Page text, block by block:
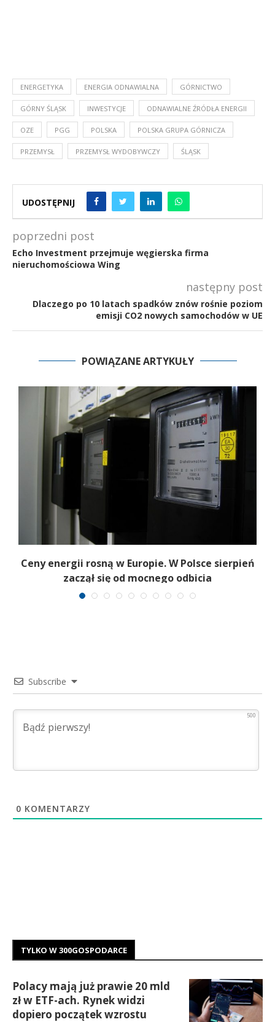
ENERGETYKA ENERGIA ODNAWIALNA GÓRNICTWO
GÓRNY ŚLĄSK INWESTYCJE ODNAWIALNE ŹRÓDŁA ENERGII
OZE PGG POLSKA POLSKA GRUPA GÓRNICZA
PRZEMYSŁ PRZEMYSŁ WYDOBYWCZY ŚLĄSK
UDOSTĘPNIJ
poprzedni post
Echo Investment przejmuje węgierska firma
nieruchomościowa Wing
następny post
Dlaczego po 10 latach spadków znów rośnie poziom
emisji CO2 nowych samochodów w UE
POWIĄZANE ARTYKUŁY
Ceny energii rosną w Europie. W Polsce sierpień
zaczął się od mocnego odbicia
Subscribe
500
0 KOMENTARZY
TYLKO W 300GOSPODARCE
Polacy mają już prawie 20 mld
zł w ETF-ach. Rynek widzi
dopiero początek wzrostu